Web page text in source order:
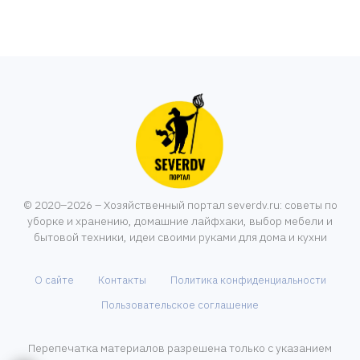
© 2020–2026 – Хозяйственный портал severdv.ru: советы по
уборке и хранению, домашние лайфхаки, выбор мебели и
бытовой техники, идеи своими руками для дома и кухни
О сайте Контакты
Политика конфиденциальности
Пользовательское соглашение
Перепечатка материалов разрешена только с указанием